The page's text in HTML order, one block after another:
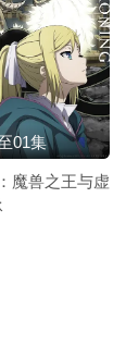
01集
魔兽之王与虚